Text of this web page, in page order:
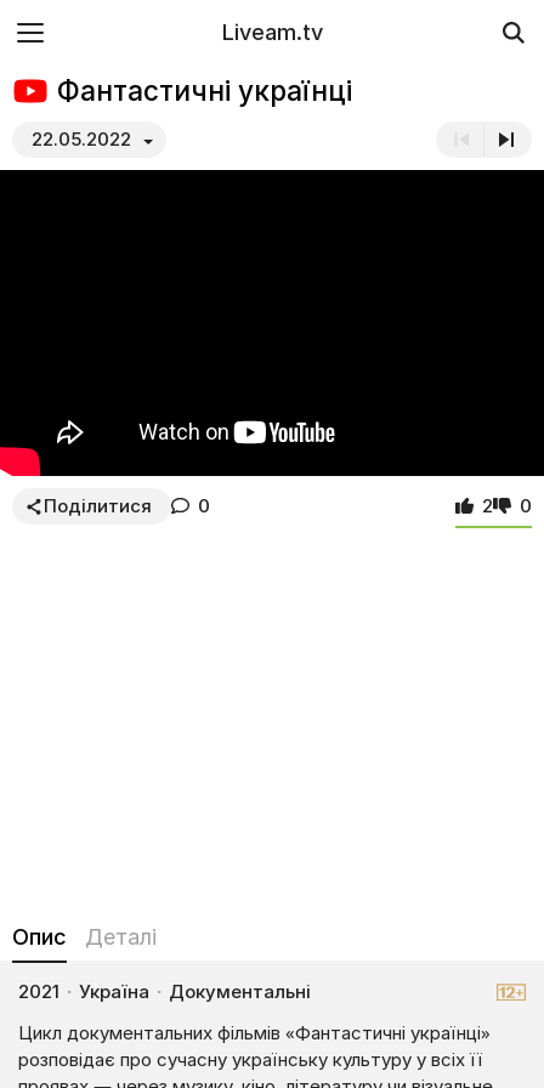
Liveam.tv
Фантастичні українці
22.05.2022
Поділитися 0 2 0
Опис Деталі
2021 · Україна · Документальні
Цикл документальних фільмів «Фантастичні українці»
розповідає про сучасну українську культуру у всіх її